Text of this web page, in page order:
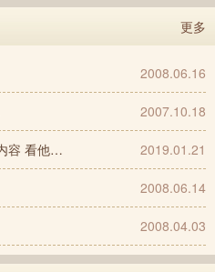
更多
2008.06.16
2007.10.18
2019.01.21
读岑参回故乡的诗，从路径和内容 看他的出身和思想
2008.06.14
2008.04.03